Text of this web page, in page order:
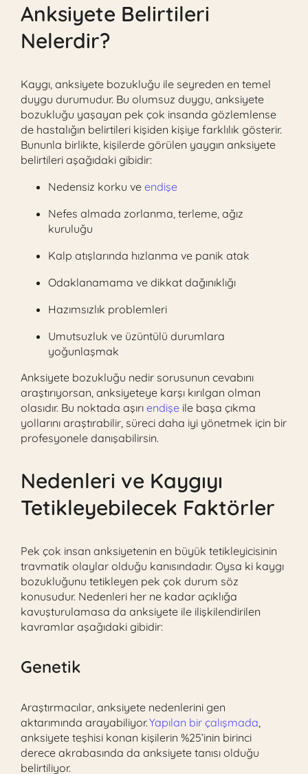
Anksiyete Belirtileri
Nelerdir?
Kaygı, anksiyete bozukluğu ile seyreden en temel
duygu durumudur. Bu olumsuz duygu, anksiyete
bozukluğu yaşayan pek çok insanda gözlemlense
de hastalığın belirtileri kişiden kişiye farklılık gösterir.
Bununla birlikte, kişilerde görülen yaygın anksiyete
belirtileri aşağıdaki gibidir:
Nedensiz korku ve endişe
Nefes almada zorlanma, terleme, ağız
kuruluğu
Kalp atışlarında hızlanma ve panik atak
Odaklanamama ve dikkat dağınıklığı
Hazımsızlık problemleri
Umutsuzluk ve üzüntülü durumlara
yoğunlaşmak
Anksiyete bozukluğu nedir sorusunun cevabını
araştırıyorsan, anksiyeteye karşı kırılgan olman
olasıdır. Bu noktada aşırı endişe ile başa çıkma
yollarını araştırabilir, süreci daha iyi yönetmek için bir
profesyonele danışabilirsin.
Nedenleri ve Kaygıyı
Tetikleyebilecek Faktörler
Pek çok insan anksiyetenin en büyük tetikleyicisinin
travmatik olaylar olduğu kanısındadır. Oysa ki kaygı
bozukluğunu tetikleyen pek çok durum söz
konusudur. Nedenleri her ne kadar açıklığa
kavuşturulamasa da anksiyete ile ilişkilendirilen
kavramlar aşağıdaki gibidir:
Genetik
Araştırmacılar, anksiyete nedenlerini gen
aktarımında arayabiliyor.Yapılan bir çalışmada,
anksiyete teşhisi konan kişilerin %25’inin birinci
derece akrabasında da anksiyete tanısı olduğu
belirtiliyor.